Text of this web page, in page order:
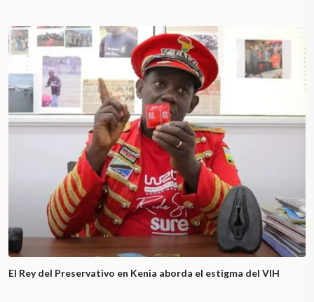
El Rey del Preservativo en Kenia aborda el estigma del VIH